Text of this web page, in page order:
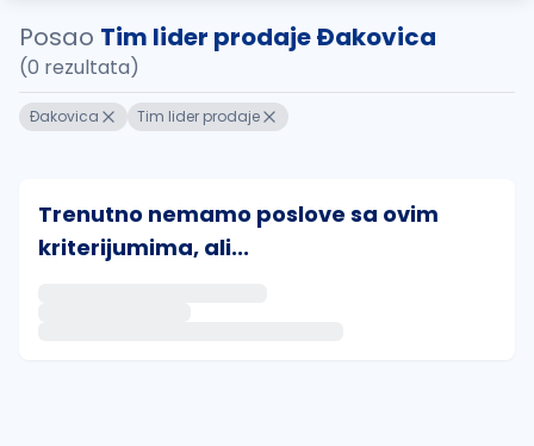
Posao Tim lider prodaje Ðakovica
(0 rezultata)
Ðakovica Tim lider prodaje
Trenutno nemamo poslove sa ovim
kriterijumima, ali...